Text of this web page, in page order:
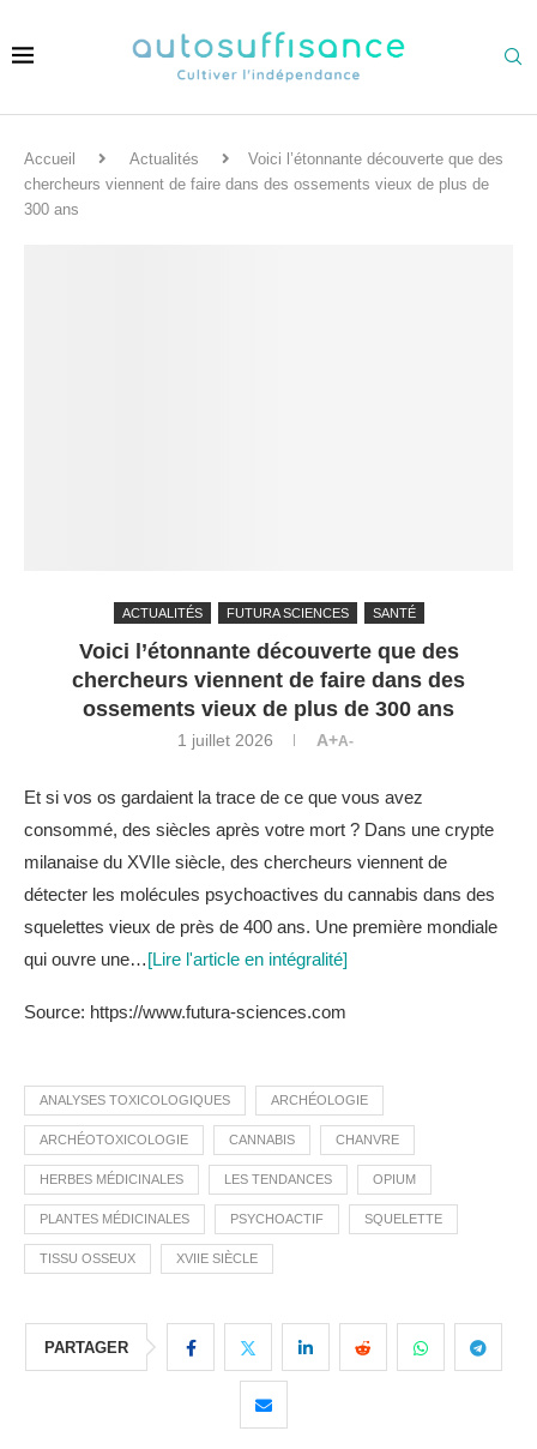
Accueil Actualités
Voici l’étonnante découverte que des
chercheurs viennent de faire dans des ossements vieux de plus de
300 ans
ACTUALITÉS FUTURA SCIENCES SANTÉ
Voici l’étonnante découverte que des
chercheurs viennent de faire dans des
ossements vieux de plus de 300 ans
1 juillet 2026 A+A-
Et si vos os gardaient la trace de ce que vous avez
consommé, des siècles après votre mort ? Dans une crypte
milanaise du XVIIe siècle, des chercheurs viennent de
détecter les molécules psychoactives du cannabis dans des
squelettes vieux de près de 400 ans. Une première mondiale
qui ouvre une…[Lire l'article en intégralité]
Source: https://www.futura-sciences.com
ANALYSES TOXICOLOGIQUES ARCHÉOLOGIE
ARCHÉOTOXICOLOGIE CANNABIS CHANVRE
HERBES MÉDICINALES LES TENDANCES OPIUM
PLANTES MÉDICINALES PSYCHOACTIF SQUELETTE
TISSU OSSEUX XVIIE SIÈCLE
PARTAGER